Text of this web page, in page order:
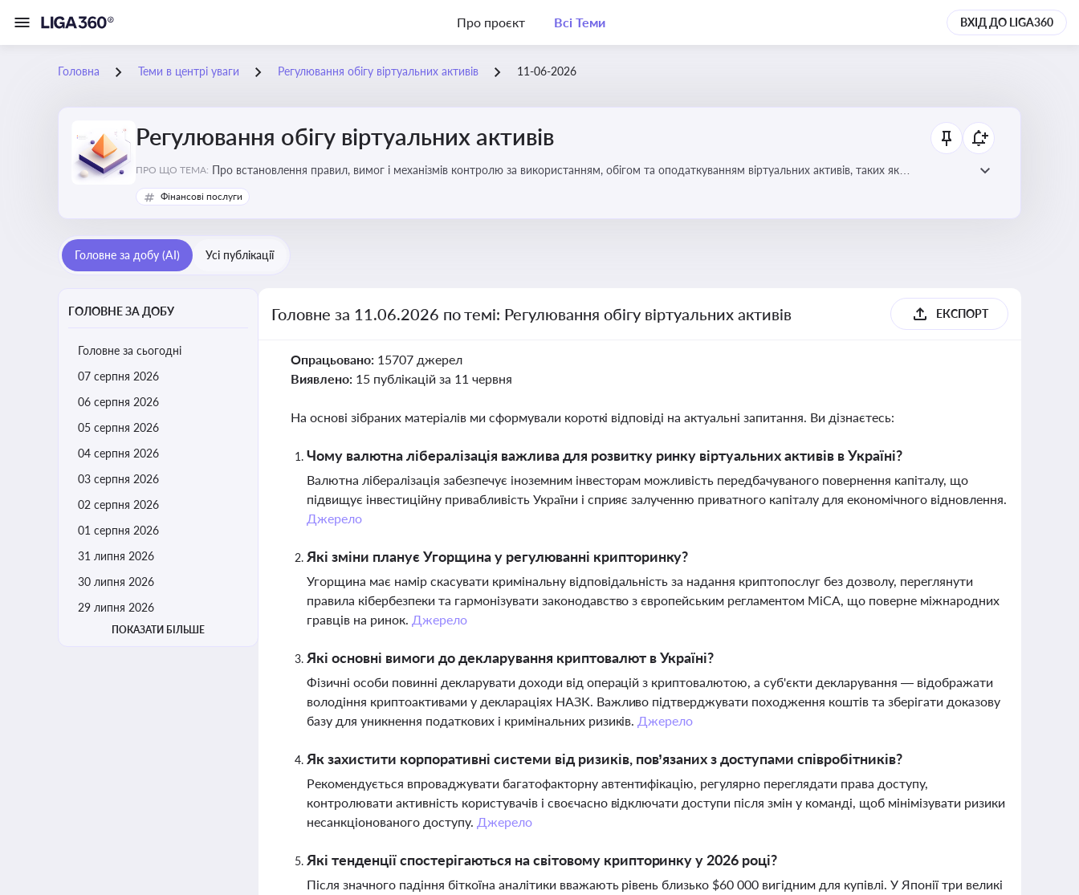
Про проєкт Всі Теми ВХІД ДО LIGA360
Головна Теми в центрі уваги Регулювання обігу віртуальних активів 11-06-2026
Регулювання обігу віртуальних активів
ПРО ЩО ТЕМА: Про встановлення правил, вимог і механізмів контролю за використанням, обігом та оподаткуванням віртуальних активів, таких як
криптовалюти
Фінансові послуги
Головне за добу (AI) Усі публікації
ГОЛОВНЕ ЗА ДОБУ
Головне за сьогодні
07 серпня 2026
06 серпня 2026
05 серпня 2026
04 серпня 2026
03 серпня 2026
02 серпня 2026
01 серпня 2026
31 липня 2026
30 липня 2026
29 липня 2026
ПОКАЗАТИ БІЛЬШЕ
Головне за 11.06.2026 по темі: Регулювання обігу віртуальних активів ЕКСПОРТ
Опрацьовано: 15707 джерел
Виявлено: 15 публікацій за 11 червня
На основі зібраних матеріалів ми сформували короткі відповіді на актуальні запитання. Ви дізнаєтесь:
Чому валютна лібералізація важлива для розвитку ринку віртуальних активів в Україні?
Валютна лібералізація забезпечує іноземним інвесторам можливість передбачуваного повернення капіталу, що
підвищує інвестиційну привабливість України і сприяє залученню приватного капіталу для економічного відновлення.
Джерело
Які зміни планує Угорщина у регулюванні крипторинку?
Угорщина має намір скасувати кримінальну відповідальність за надання криптопослуг без дозволу, переглянути
правила кібербезпеки та гармонізувати законодавство з європейським регламентом MiCA, що поверне міжнародних
гравців на ринок. Джерело
Які основні вимоги до декларування криптовалют в Україні?
Фізичні особи повинні декларувати доходи від операцій з криптовалютою, а суб'єкти декларування — відображати
володіння криптоактивами у деклараціях НАЗК. Важливо підтверджувати походження коштів та зберігати доказову
базу для уникнення податкових і кримінальних ризиків. Джерело
Як захистити корпоративні системи від ризиків, пов’язаних з доступами співробітників?
Рекомендується впроваджувати багатофакторну автентифікацію, регулярно переглядати права доступу,
контролювати активність користувачів і своєчасно відключати доступи після змін у команді, щоб мінімізувати ризики
несанкціонованого доступу. Джерело
Які тенденції спостерігаються на світовому крипторинку у 2026 році?
Після значного падіння біткоїна аналітики вважають рівень близько $60 000 вигідним для купівлі. У Японії три великі